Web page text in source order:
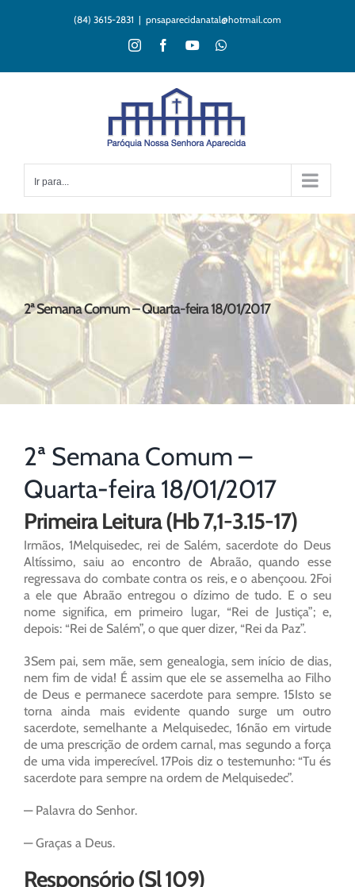
(84) 3615-2831 | pnsaparecidanatal@hotmail.com
InstagramFacebookYouTubeWhatsApp
Ir para...
2ª Semana Comum – Quarta-feira 18/01/2017
2ª Semana Comum –
Quarta-feira 18/01/2017
Primeira Leitura (Hb 7,1-3.15-17)
Irmãos, 1Melquisedec, rei de Salém, sacerdote do Deus
Altíssimo, saiu ao encontro de Abraão, quando esse
regressava do combate contra os reis, e o abençoou. 2Foi
a ele que Abraão entregou o dízimo de tudo. E o seu
nome significa, em primeiro lugar, “Rei de Justiça”; e,
depois: “Rei de Salém”, o que quer dizer, “Rei da Paz”.
3Sem pai, sem mãe, sem genealogia, sem início de dias,
nem fim de vida! É assim que ele se assemelha ao Filho
de Deus e permanece sacerdote para sempre. 15Isto se
torna ainda mais evidente quando surge um outro
sacerdote, semelhante a Melquisedec, 16não em virtude
de uma prescrição de ordem carnal, mas segundo a força
de uma vida imperecível. 17Pois diz o testemunho: “Tu és
sacerdote para sempre na ordem de Melquisedec”.
— Palavra do Senhor.
— Graças a Deus.
Responsório (Sl 109)